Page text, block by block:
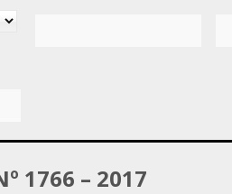
1766 – 2017